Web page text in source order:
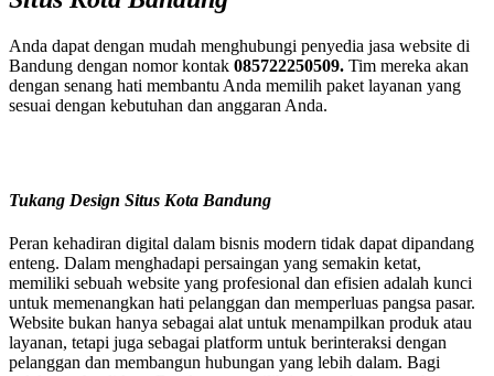
Anda dapat dengan mudah menghubungi penyedia jasa website di
Bandung dengan nomor kontak 085722250509. Tim mereka akan
dengan senang hati membantu Anda memilih paket layanan yang
sesuai dengan kebutuhan dan anggaran Anda.
Tukang Design Situs Kota Bandung
Peran kehadiran digital dalam bisnis modern tidak dapat dipandang
enteng. Dalam menghadapi persaingan yang semakin ketat,
memiliki sebuah website yang profesional dan efisien adalah kunci
untuk memenangkan hati pelanggan dan memperluas pangsa pasar.
Website bukan hanya sebagai alat untuk menampilkan produk atau
layanan, tetapi juga sebagai platform untuk berinteraksi dengan
pelanggan dan membangun hubungan yang lebih dalam. Bagi